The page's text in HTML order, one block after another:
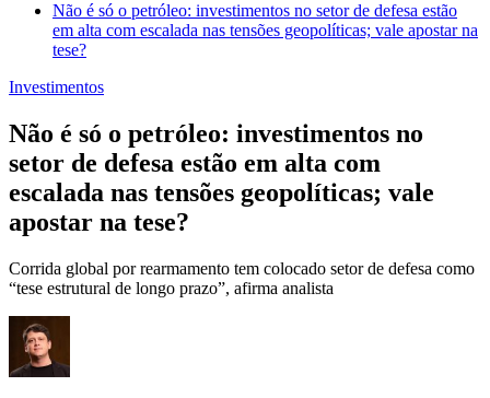
Não é só o petróleo: investimentos no setor de defesa estão
em alta com escalada nas tensões geopolíticas; vale apostar na
tese?
Investimentos
Não é só o petróleo: investimentos no
setor de defesa estão em alta com
escalada nas tensões geopolíticas; vale
apostar na tese?
Corrida global por rearmamento tem colocado setor de defesa como
“tese estrutural de longo prazo”, afirma analista